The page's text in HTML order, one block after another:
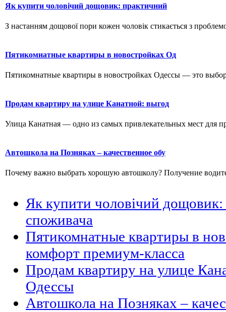
Як купити чоловічий дощовик: практичний
З настанням дощової пори кожен чоловік стикається з
Пятикомнатные квартиры в новостройках Од
Пятикомнатные квартиры в новостройках Одессы — это
Продам квартиру на улице Канатной: выгод
Улица Канатная — одно из самых привлекательных мест для
Автошкола на Позняках – качественное обу
Почему важно выбрать хорошую автошколу? Получение
Як купити чоловічий дощовик:
споживача
Пятикомнатные квартиры в
комфорт премиум-класса
Продам квартиру на улице
Одессы
Автошкола на Позняках –